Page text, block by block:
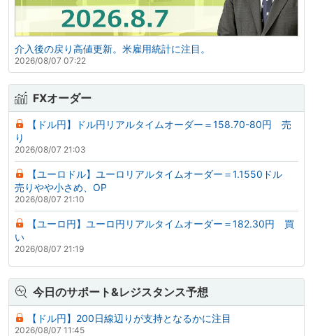
介入後の戻り高値更新。米雇用統計に注目。
2026/08/07 07:22
FXオーダー
【ドル円】ドル円リアルタイムオーダー＝158.70-80円 売
り
2026/08/07 21:03
【ユーロドル】ユーロリアルタイムオーダー＝1.1550ドル
売りやや小さめ、OP
2026/08/07 21:10
【ユーロ円】ユーロ円リアルタイムオーダー＝182.30円 買
い
2026/08/07 21:19
今日のサポート&レジスタンス予想
【ドル円】200日線辺りが支持となるかに注目
2026/08/07 11:45